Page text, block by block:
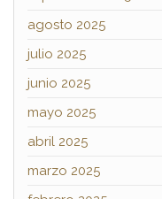
agosto 2025
julio 2025
junio 2025
mayo 2025
abril 2025
marzo 2025